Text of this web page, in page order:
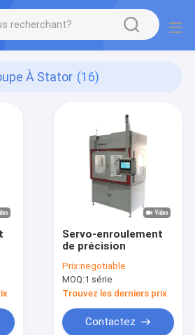
À Stator (16)
Servo-enroulement
de précision
Prix:negotiable
MOQ:1 série
Trouvez les derniers prix
Contactez